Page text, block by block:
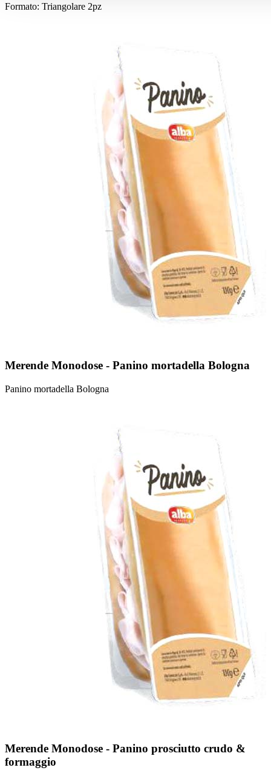
Formato: Triangolare 2pz
Merende Monodose - Panino mortadella Bologna
Panino mortadella Bologna
Merende Monodose - Panino prosciutto crudo &
formaggio